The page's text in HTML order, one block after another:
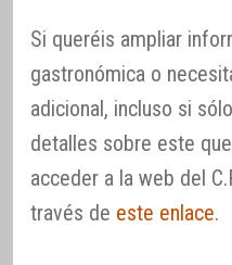
Si queréis ampliar
gastronómica o
adicional, incluso si
detalles sobre este
acceder a la web del
través de este enlace.